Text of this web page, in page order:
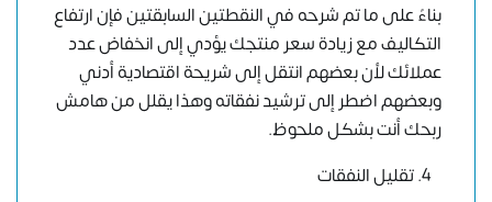
بناءً على ما تم شرحه في النقطتين السابقتين فإن ارتفاع
التكاليف مع زيادة سعر منتجك يؤدي إلى انخفاض عدد
عملائك لأن بعضهم انتقل إلى شريحة اقتصادية أدني
وبعضهم اضطر إلى ترشيد نفقاته وهذا يقلل من هامش
ربحك أنت بشكل ملحوظ.
تقليل النفقات